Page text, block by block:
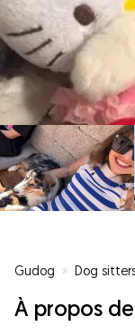
Gudog » Dog
À propos